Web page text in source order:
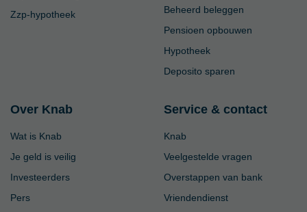
Zzp-hypotheek
Beheerd beleggen
Pensioen opbouwen
Hypotheek
Deposito sparen
Over Knab
Wat is Knab
Je geld is veilig
Investeerders
Pers
Service & contact
Knab
Veelgestelde vragen
Overstappen van bank
Vriendendienst